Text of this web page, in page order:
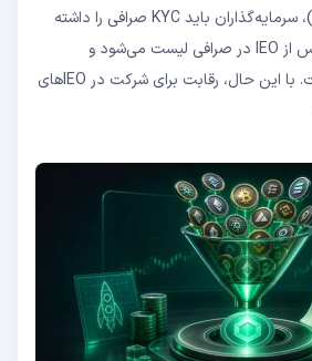
می‌کند (Due Diligence)، سرمایه‌گذاران باید KYC صرافی را داشته
باشند، توکن بلافاصله پس از IEO در صرافی لیست می‌شود و
نقدینگی فوری فراهم است. با این حال، رقابت برای شرکت در IEOهای